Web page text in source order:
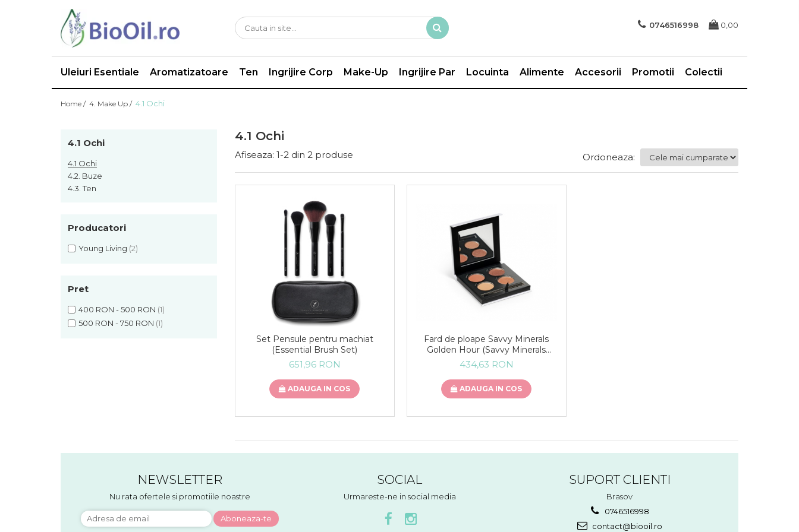
0746516998 0,00
Uleiuri Esentiale Aromatizatoare Ten Ingrijire Corp Make-Up Ingrijire Par Locuinta Alimente Accesorii Promotii Colectii
Home / 4. Make Up / 4.1 Ochi
4.1 Ochi
4.1 Ochi
4.1 Ochi
4.2. Buze
4.3. Ten
Producatori
Young Living (2)
Pret
400 RON - 500 RON (1)
500 RON - 750 RON (1)
Afiseaza: 1-2 din 2 produse Ordoneaza:
Set Pensule pentru machiat
(Essential Brush Set)
651,96 RON
ADAUGA IN COS
Fard de ploape Savvy Minerals
Golden Hour (Savvy Minerals
Eyeshadow Palette – Golden
Hour)
434,63 RON
ADAUGA IN COS
NEWSLETTER
Nu rata ofertele si promotiile noastre
SOCIAL
Urmareste-ne in social media
SUPORT CLIENTI
Brasov
0746516998
contact@biooil.ro